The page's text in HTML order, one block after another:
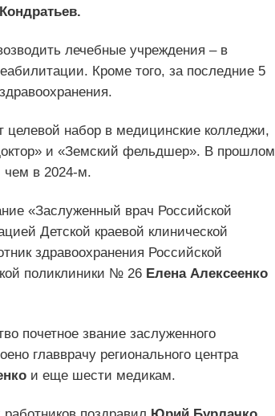
лечебные учреждения – в
Кроме того, за последние 5
набор в медицинские колледжи,
и «Земский фельдшер». В прошлом
чем в 2024-м.
«Заслуженный врач Российской
Детской краевой клинической
здравоохранения Российской
поликлиники № 26 Елена Алексеенко
почетное звание заслуженного
главврачу регионального центра
и еще шести медикам.